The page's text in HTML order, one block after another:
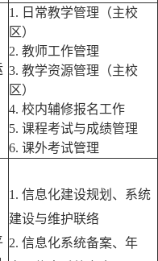
1. 日常教学管理（主校
区）
2. 教师工作管理
3. 教学资源管理 （主校
区）
4. 校内辅修报名工作
5. 课程考试与成绩管理
6. 课外考试管理
1. 信息化建设规划、系统
建设与维护联络
2. 信息化系统备案、年